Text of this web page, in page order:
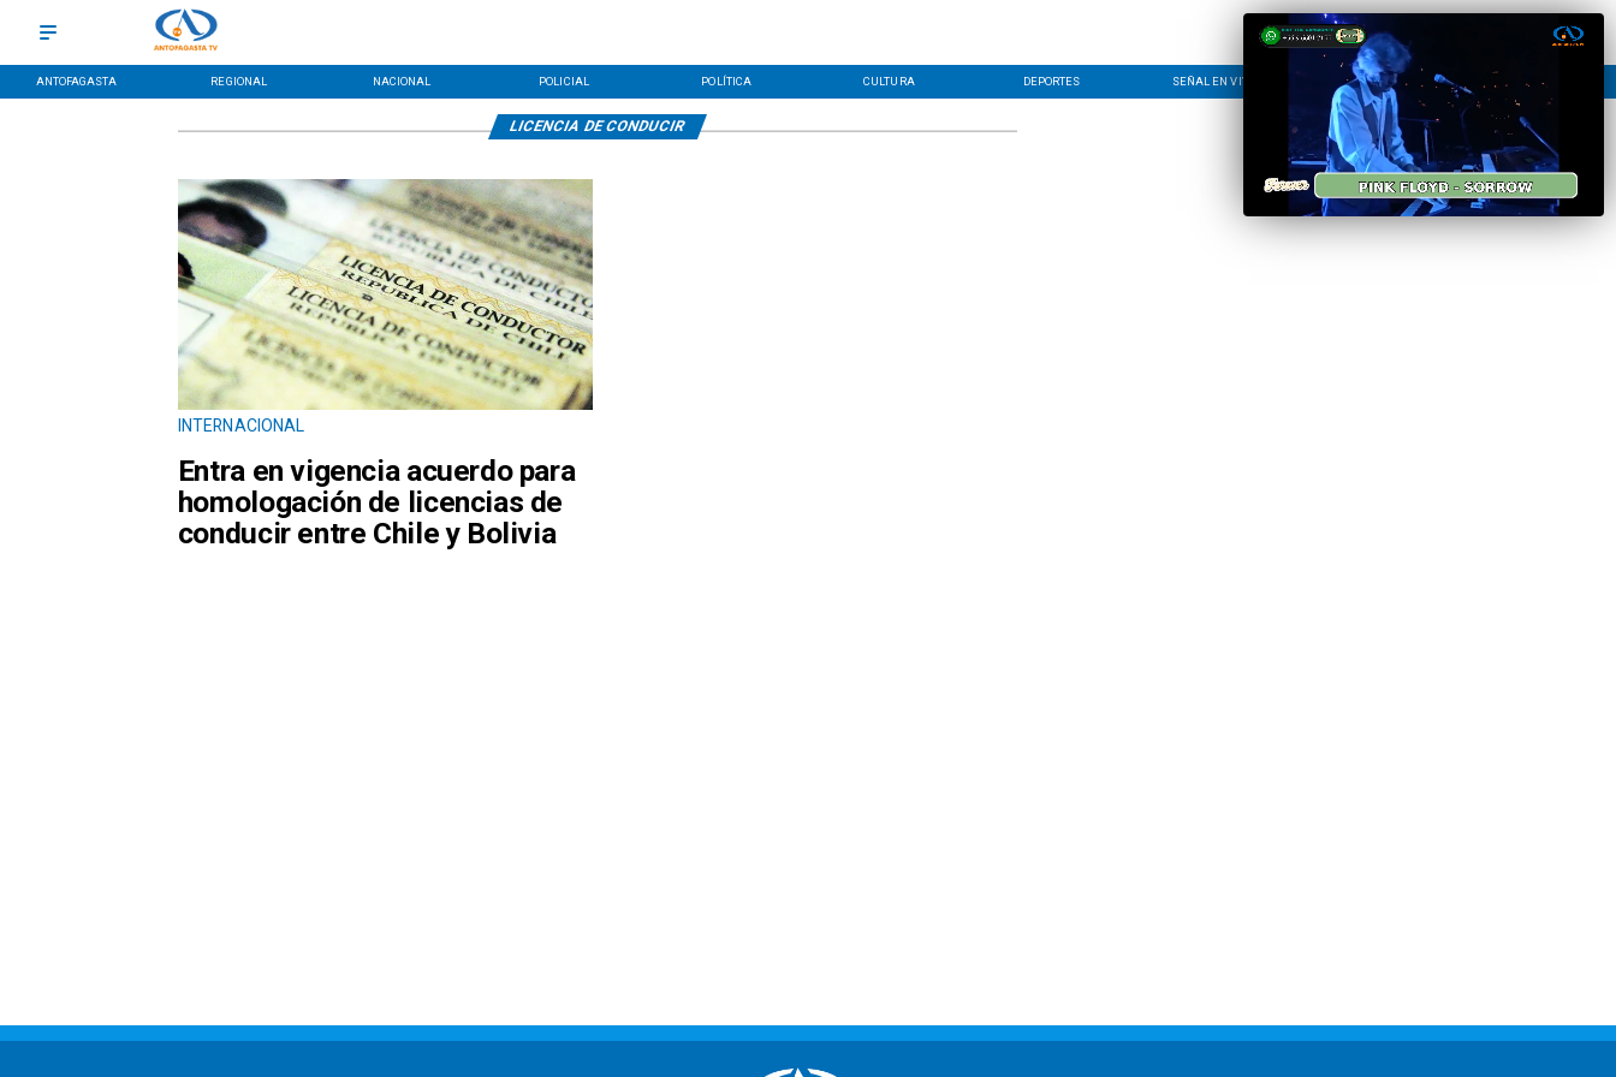
ANTOFAGASTA REGIONAL NACIONAL POLICIAL POLÍTICA CULTURA DEPORTES SEÑAL EN VIVO CONTACTO LÍNEA EDITORIAL
INTERNACIONAL
Entra en vigencia acuerdo para
homologación de licencias de
conducir entre Chile y Bolivia
LICENCIA DE CONDUCIR